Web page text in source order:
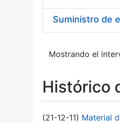
Suministro de
Mostrando el
Histórico
(21-12-11) Material